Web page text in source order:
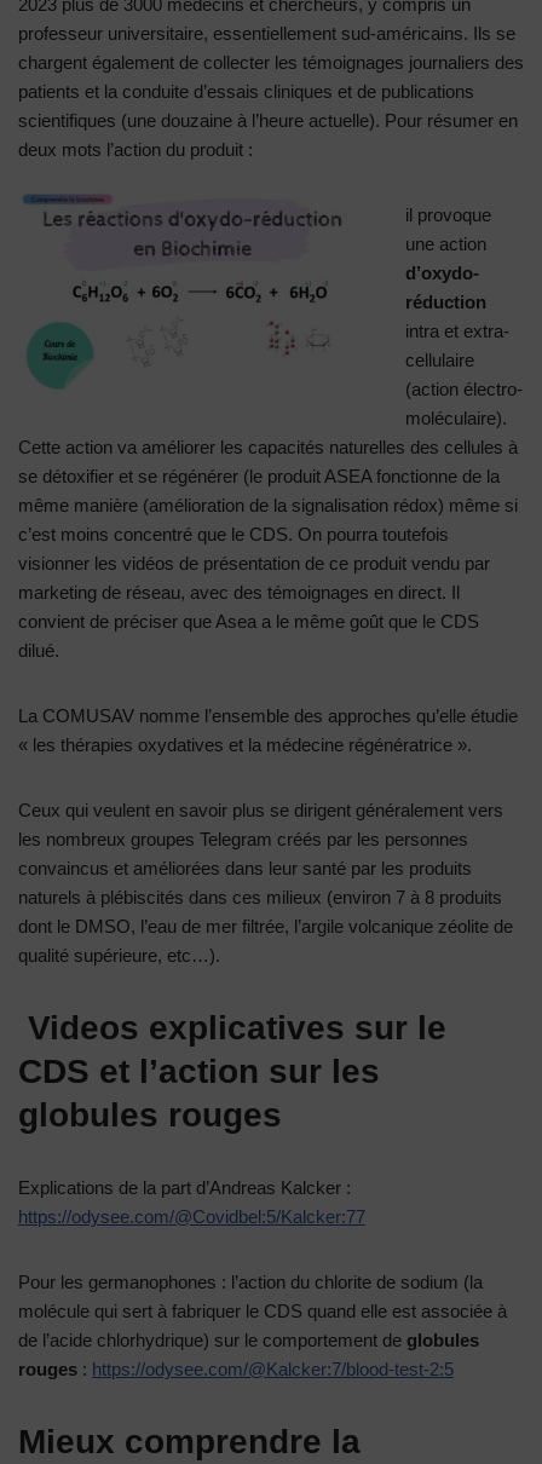
professeur universitaire, essentiellement sud-américains. Ils se
chargent également de collecter les témoignages journaliers des
patients et la conduite d’essais cliniques et de publications
scientifiques (une douzaine à l’heure actuelle). Pour résumer en
deux mots l’action du produit :
il provoque
une action
d’oxydo-
réduction
intra et extra-
cellulaire
(action électro-
moléculaire).
Cette action va améliorer les capacités naturelles des cellules à
se détoxifier et se régénérer (le produit ASEA fonctionne de la
même manière (amélioration de la signalisation rédox) même si
c’est moins concentré que le CDS. On pourra toutefois
visionner les vidéos de présentation de ce produit vendu par
marketing de réseau, avec des témoignages en direct. Il
convient de préciser que Asea a le même goût que le CDS
dilué.
La COMUSAV nomme l’ensemble des approches qu’elle étudie
« les thérapies oxydatives et la médecine régénératrice ».
Ceux qui veulent en savoir plus se dirigent généralement vers
les nombreux groupes Telegram créés par les personnes
convaincus et améliorées dans leur santé par les produits
naturels à plébiscités dans ces milieux (environ 7 à 8 produits
dont le DMSO, l’eau de mer filtrée, l’argile volcanique zéolite de
qualité supérieure, etc…).
Videos explicatives sur le
CDS et l’action sur les
globules rouges
Explications de la part d’Andreas Kalcker :
https://odysee.com/@Covidbel:5/Kalcker:77
Pour les germanophones : l’action du chlorite de sodium (la
molécule qui sert à fabriquer le CDS quand elle est associée à
de l’acide chlorhydrique) sur le comportement de globules
rouges : https://odysee.com/@Kalcker:7/blood-test-2:5
Mieux comprendre la